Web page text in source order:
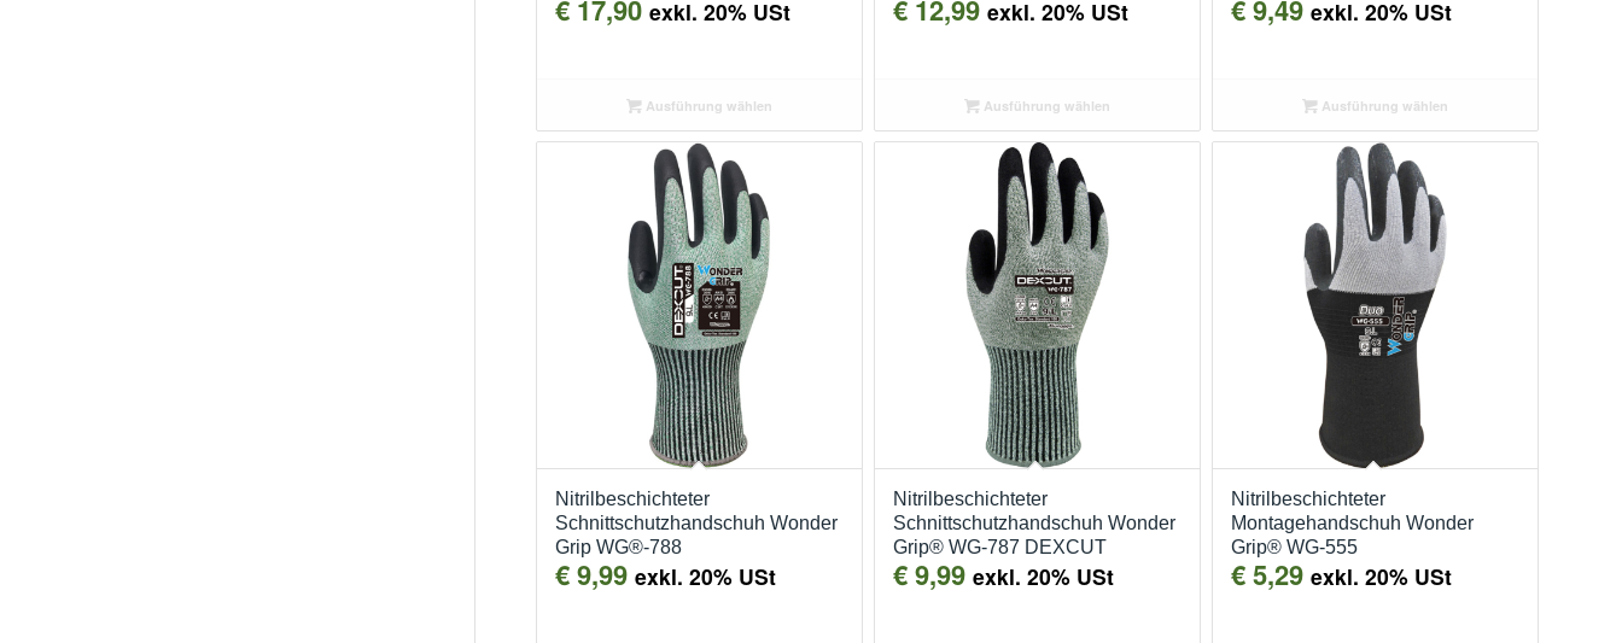
€17,90 exkl. 20% USt
Ausführung wählen
€12,99 exkl. 20% USt
Ausführung wählen
€9,49 exkl. 20% USt
Ausführung wählen
Nitrilbeschichteter
Schnittschutzhandschuh Wonder
Grip WG®-788
€9,99 exkl. 20% USt
Nitrilbeschichteter
Schnittschutzhandschuh Wonder
Grip® WG-787 DEXCUT
€9,99 exkl. 20% USt
Nitrilbeschichteter
Montagehandschuh Wonder
Grip® WG-555
€5,29 exkl. 20% USt